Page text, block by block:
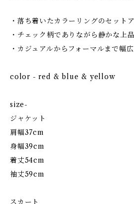
・落ち着いたカラーリングのセット
・チェック柄でありながら静かな上
・カジュアルからフォーマルまで幅
color - red & blue & yellow
size-
ジャケット
肩幅37cm
身幅39cm
着丈54cm
袖丈59cm
スカート